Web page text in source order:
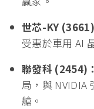
世芯-KY
受惠於車用 AI
聯發科 (2454)：
局，與 NVIDIA
艙。